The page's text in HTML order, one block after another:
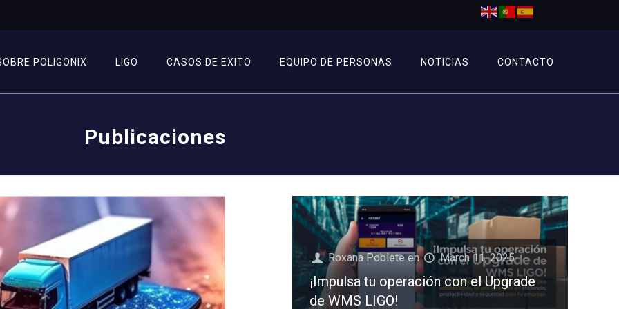
POLIGONIX LIGO CASOS DE EXITO EQUIPO DE PERSONAS NOTICIAS CONTACTO
Publicaciones
Roxana Poblete en March 11, 2025
¡Impulsa tu operación con el Upgrade
de WMS LIGO!